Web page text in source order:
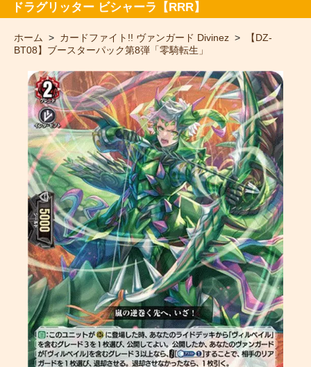
ドラグリッター ビシャーラ【RRR】
ホーム > カードファイト!! ヴァンガード Divinez >
【DZ-
BT08】ブースターパック第8弾「零騎転生」